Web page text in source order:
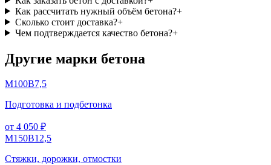
Как рассчитать нужный объём бетона?+
Сколько стоит доставка?+
Чем подтверждается качество бетона?+
Другие марки бетона
М100B7,5
Подготовка и подбетонка
от 4 050 ₽
М150B12,5
Стяжки, дорожки, отмостки